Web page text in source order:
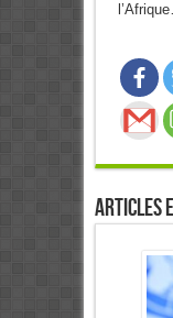
Articles